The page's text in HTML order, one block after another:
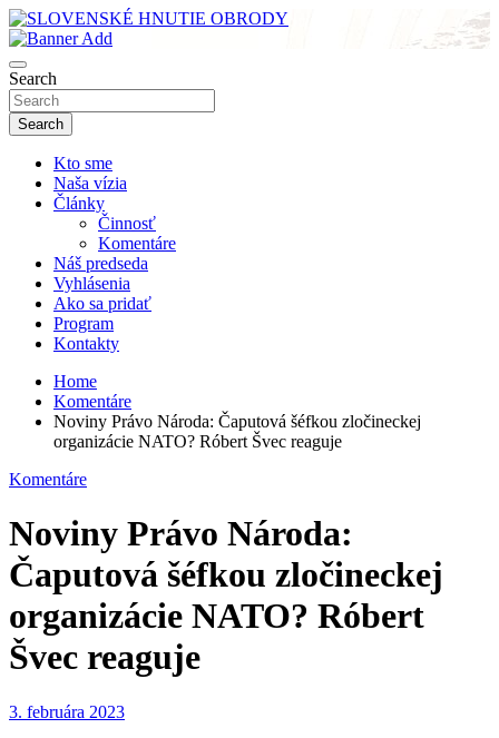
Skip
to
content
SLOVENSKÉ HNUTIE OBRODY
Search
Search
Kto sme
Naša vízia
Články
Činnosť
Komentáre
Náš predseda
Vyhlásenia
Ako sa pridať
Program
Kontakty
Home
Komentáre
Noviny Právo Národa: Čaputová šéfkou zločineckej
organizácie NATO? Róbert Švec reaguje
Komentáre
Noviny Právo Národa:
Čaputová šéfkou zločineckej
organizácie NATO? Róbert
Švec reaguje
3. februára 2023